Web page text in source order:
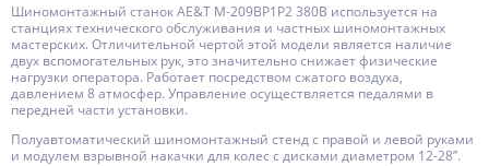
Шиномонтажный станок AE&T M-209BP1P2 380В используется на
станциях технического обслуживания и частных шиномонтажных
мастерских. Отличительной чертой этой модели является наличие
двух вспомогательных рук, это значительно снижает физические
нагрузки оператора. Работает посредством сжатого воздуха,
давлением 8 атмосфер. Управление осуществляется педалями в
передней части установки.
Полуавтоматический шиномонтажный стенд с правой и левой руками
и модулем взрывной накачки для колес с дисками диаметром 12-28’’.